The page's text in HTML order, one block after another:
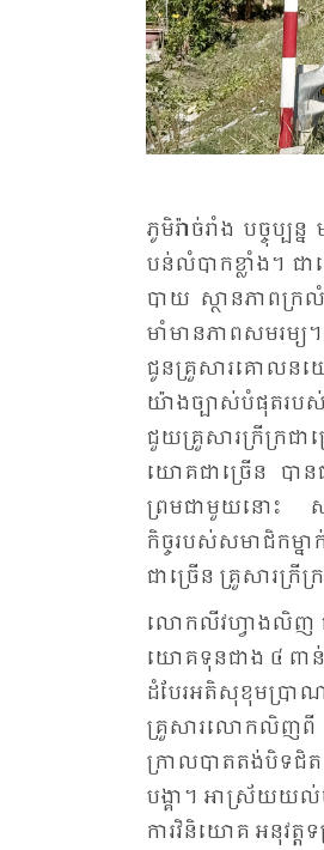
ភូមិ​រ៉ាច់​រាំង បច្ចុប្ប
បន់​លំ​បាក​ខ្លាំង។ ជា​
បាយ ស្ថាន​ភាព​ក្រ​
មាំ​មាន​ភាព​សម​រម្
ជូន​គ្រួ​សារ​គោល​នយោ​
យ៉ាង​ច្បាស់​បំ​ផុត​របស់​
ជួយ​គ្រួ​សារ​ក្រី​ក្រ​ជ
យោគ​ជា​ច្រើន បាន​
ព្រម​ជា​មួយ​នោះ សា​
កិច្ច​របស់​សមា​ជិក​ម្ន
ជា​ច្រើន គ្រួ​សារ​ក្រី​
លោក​លីវ​ហ្វាង​លិញ ជ
យោគ​ទុន​ជាង ៤ ពាន់​
ដំ​បែរ​អតិ​សុ​ខុម​ប្រា
គ្រួ​សារ​លោក​លិញ​ពី
ក្រាល​បាត​តង់​បិទ​ជិ
បង្គា។ អា​ស្រ័យ​យល់​ច្
ការ​វិនិ​យោគ អនុ​វត្